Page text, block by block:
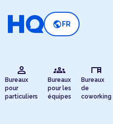
public FR
person
Bureaux
pour
particuliers
groups
Bureaux
pour les
équipes
desk
Bureaux
de
coworking